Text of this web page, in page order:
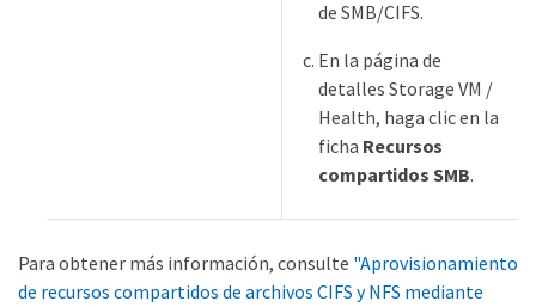
de SMB/CIFS.
En la página de
detalles Storage VM /
Health, haga clic en la
ficha Recursos
compartidos SMB.
Para obtener más información, consulte "Aprovisionamiento
de recursos compartidos de archivos CIFS y NFS mediante